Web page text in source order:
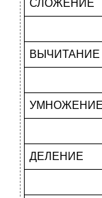
СЛОЖЕНИЕ
ВЫЧИТАНИЕ
УМНОЖЕНИЕ
ДЕЛЕНИЕ